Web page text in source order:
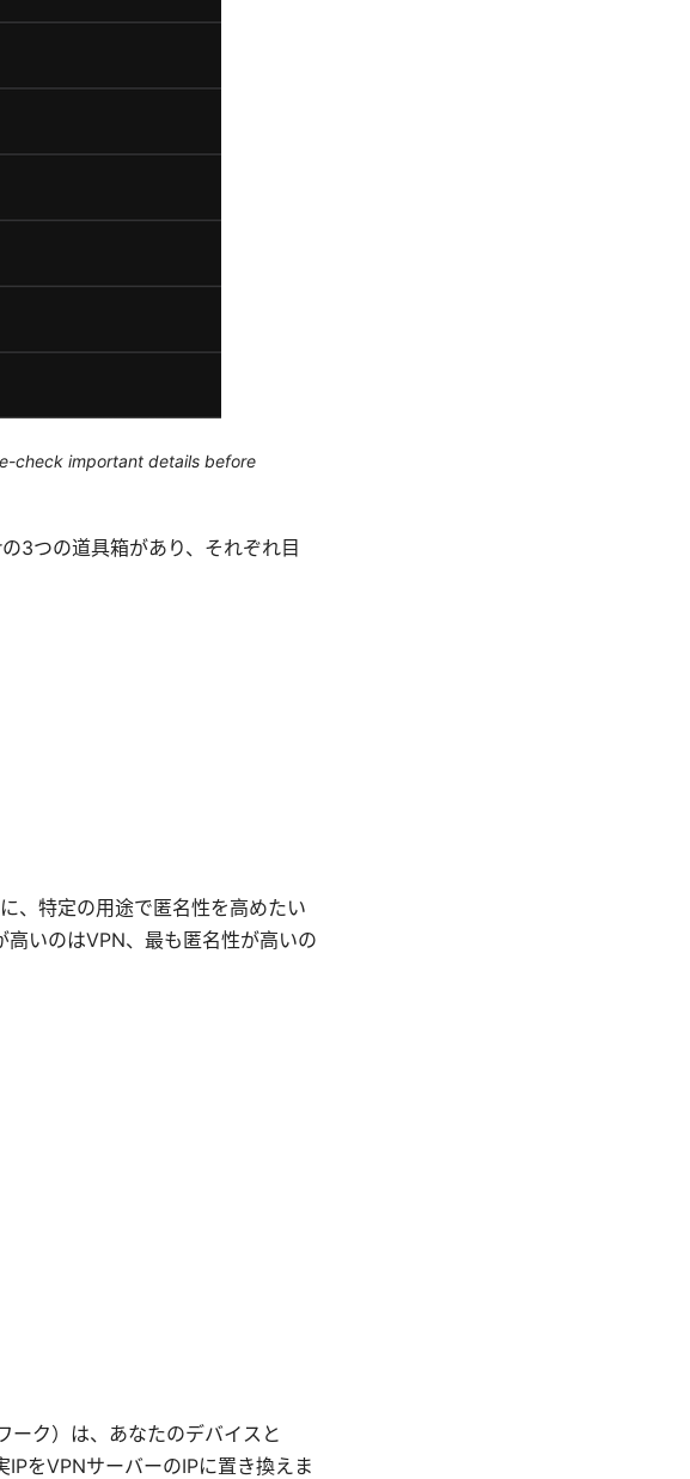
check important details before
3つの道具箱があり、それぞれ目
、特定の用途で匿名性を高めたい
いのはVPN、最も匿名性が高いの
ク）は、あなたのデバイスと
をVPNサーバーのIPに置き換えま